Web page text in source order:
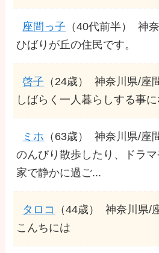
座間っ子 （40代前半）
神
ひばりが丘の住民です。
啓子 （24歳）
神奈川県/座
しばらく一人暮らしする事
ミホ （63歳）
神奈川県/座
のんびり散歩したり、ドラマ
家で静かに過ご...
タロコ （44歳）
神奈川県/
こんちには